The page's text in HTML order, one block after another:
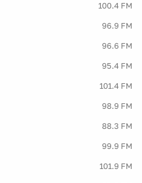
100.4 FM
96.9 FM
96.6 FM
95.4 FM
101.4 FM
98.9 FM
88.3 FM
99.9 FM
101.9 FM